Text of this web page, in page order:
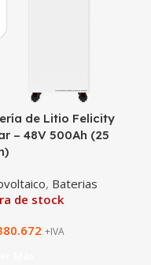
de Litio Felicity
– 48V 500Ah (25
, Baterias
de stock
+IVA